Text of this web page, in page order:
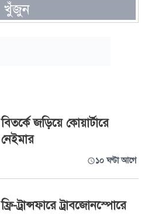
খুঁজুন
বিতর্কে জড়িয়ে কোয়ার্টারে
নেইমার
১০ ঘণ্টা আগে
ফ্রি-ট্রান্সফারে ট্রাবজোনস্পোরে